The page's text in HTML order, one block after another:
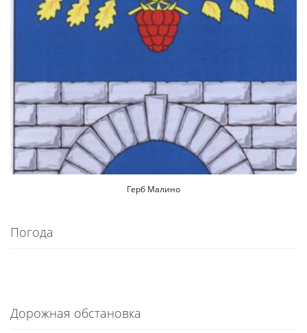
Герб Малино
Погода
Дорожная обстановка